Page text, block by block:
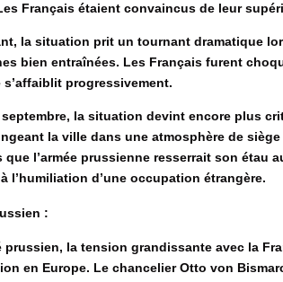
Français étaient convaincus de leur
la situation prit un tournant dramatique
bien entraînées. Les Français furent
s’affaiblit progressivement.
septembre, la situation devint encore plus
la ville dans une atmosphère de
l’armée prussienne resserrait son étau
l’humiliation d’une occupation étrangère.
:
prussien, la tension grandissante avec la
en Europe. Le chancelier Otto von